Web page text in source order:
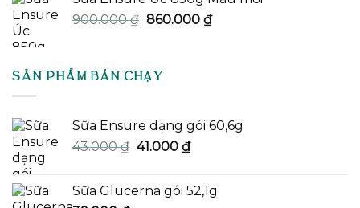
900.000₫ Giá
900.000 ₫.
860.000 ₫Giá
SẢN PHẨM BÁN CHẠY
Sữa Ensure dạng gói 60,6g
43.000₫ Giá
43.000 ₫.
41.000 ₫Giá
là:
Sữa Glucerna gói 52,1g